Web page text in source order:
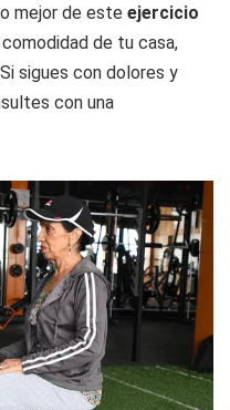
mejor de este ejercicio
de tu casa,
sigues con dolores y
con una